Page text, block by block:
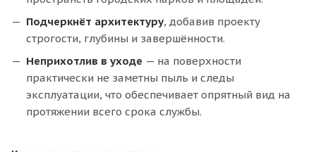
Подчеркнёт архитектуру, добавив проекту
строгости, глубины и завершённости.
Неприхотлив в уходе — на поверхности
практически не заметны пыль и следы
эксплуатации, что обеспечивает опрятный вид на
протяжении всего срока службы.